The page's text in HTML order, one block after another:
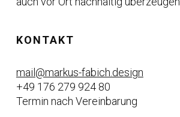
KONTAKT
mail@markus-fabich.design
+49 176 279 924 80
Termin nach Vereinbarung